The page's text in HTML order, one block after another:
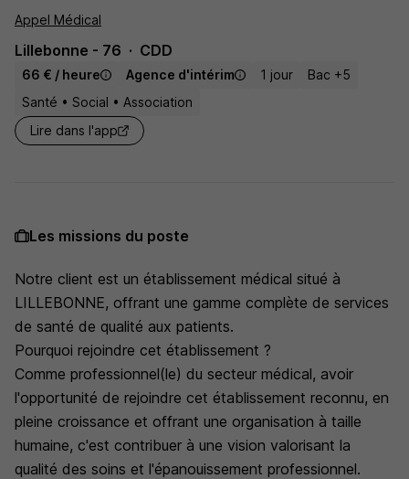
Appel Médical
Lillebonne - 76 CDD
66 € / heure Agence d'intérim 1 jour
Bac +5
Santé • Social • Association
Lire dans l'app
Les missions du poste
Notre client est un établissement médical situé à
LILLEBONNE, offrant une gamme complète de services
de santé de qualité aux patients.
Pourquoi rejoindre cet établissement ?
Comme professionnel(le) du secteur médical, avoir
l'opportunité de rejoindre cet établissement reconnu, en
pleine croissance et offrant une organisation à taille
humaine, c'est contribuer à une vision valorisant la
qualité des soins et l'épanouissement professionnel.